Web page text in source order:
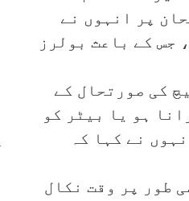
پر انہوں نے
جس کے باعث بولرز
کی صورتحال کے
ہو یا بیٹر کو
نے کہا کہ
طور پر وقت نکال